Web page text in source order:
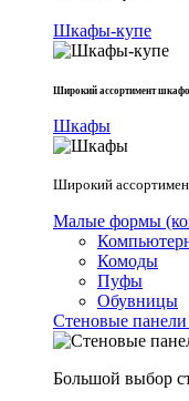
Шкафы-купе
Широкий ассортимент
Шкафы
Широкий
Малые формы
Комоды
Пуфы
Обувницы
Стеновые
Большой выбор